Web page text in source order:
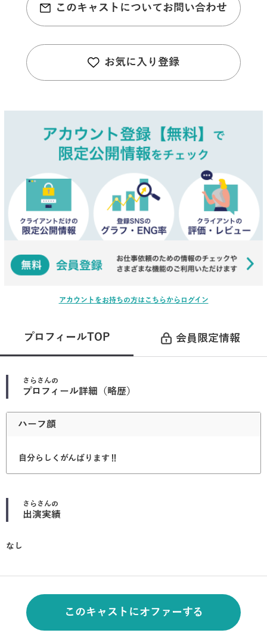
このキャストについてお問い合わせ
お気に入り登録
アカウントをお持ちの方はこちらからログイン
プロフィールTOP 会員限定情報
さら さんの
プロフィール詳細（略歴）
ハーフ顔
自分らしくがんばります‼︎
さら さんの
出演実績
なし
このキャストにオファーする